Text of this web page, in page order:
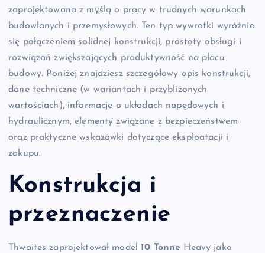
zaprojektowana z myślą o pracy w trudnych warunkach
budowlanych i przemysłowych. Ten typ wywrotki wyróżnia
się połączeniem solidnej konstrukcji, prostoty obsługi i
rozwiązań zwiększających produktywność na placu
budowy. Poniżej znajdziesz szczegółowy opis konstrukcji,
dane techniczne (w wariantach i przybliżonych
wartościach), informacje o układach napędowych i
hydraulicznym, elementy związane z bezpieczeństwem
oraz praktyczne wskazówki dotyczące eksploatacji i
zakupu.
Konstrukcja i
przeznaczenie
Thwaites zaprojektował model10 Tonne Heavy jako